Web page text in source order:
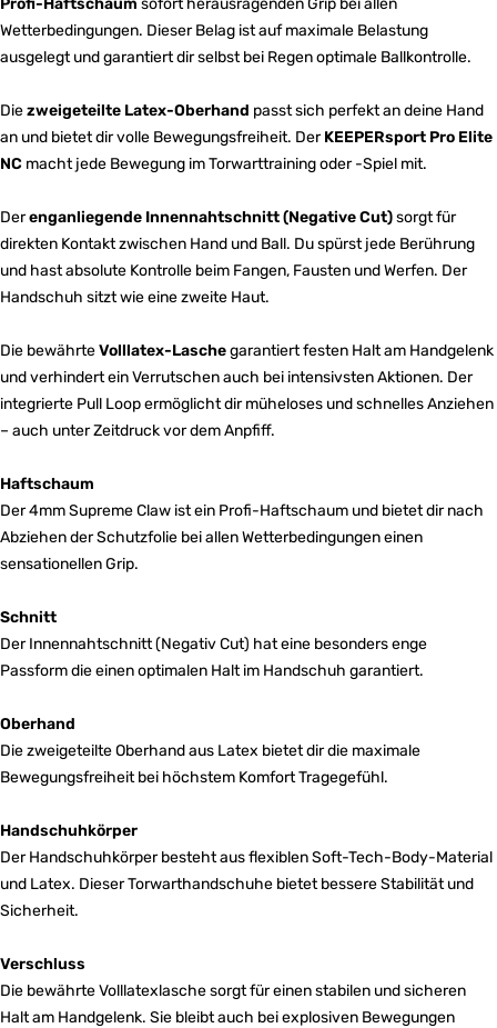
Wetterbedingungen. Dieser Belag ist auf maximale Belastung
ausgelegt und garantiert dir selbst bei Regen optimale Ballkontrolle.
Diezweigeteilte Latex-Oberhand passt sich perfekt an deine Hand
an und bietet dir volle Bewegungsfreiheit. DerKEEPERsport Pro Elite
NC macht jede Bewegung im Torwarttraining oder -Spiel mit.
Derenganliegende Innennahtschnitt (Negative Cut)sorgt für
direkten Kontakt zwischen Hand und Ball. Du spürst jede Berührung
und hast absolute Kontrolle beim Fangen, Fausten und Werfen. Der
Handschuh sitzt wie eine zweite Haut.
Die bewährteVolllatex-Laschegarantiert festen Halt am Handgelenk
und verhindert ein Verrutschen auch bei intensivsten Aktionen. Der
integrierte Pull Loop ermöglicht dir müheloses und schnelles Anziehen
– auch unter Zeitdruck vor dem Anpfiff.
Haftschaum
Der 4mm Supreme Claw ist ein Profi-Haftschaum und bietet dir nach
Abziehen der Schutzfolie bei allen Wetterbedingungen einen
sensationellen Grip.
Schnitt
Der Innennahtschnitt (Negativ Cut) hat eine besonders enge
Passform die einen optimalen Halt im Handschuh garantiert.
Oberhand
Die zweigeteilte Oberhand aus Latex bietet dir die maximale
Bewegungsfreiheit bei höchstem Komfort Tragegefühl.
Handschuhkörper
Der Handschuhkörper besteht aus flexiblen Soft-Tech-Body-Material
und Latex. Dieser Torwarthandschuhe bietet bessere Stabilität und
Sicherheit.
Verschluss
Die bewährte Volllatexlasche sorgt für einen stabilen und sicheren
Halt am Handgelenk. Sie bleibt auch bei explosiven Bewegungen